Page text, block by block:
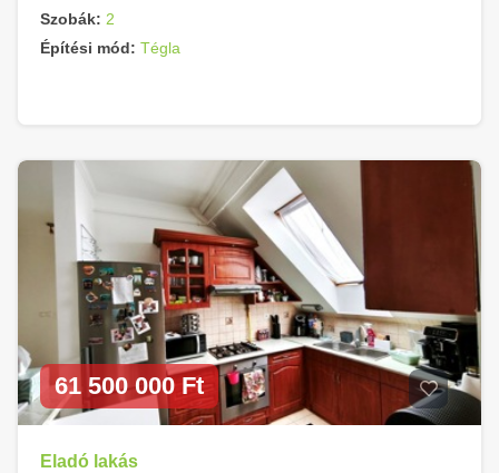
Szobák: 2
Építési mód: Tégla
61 500 000 Ft
Eladó lakás